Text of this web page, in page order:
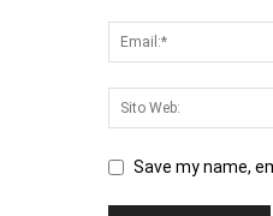
Save my name,